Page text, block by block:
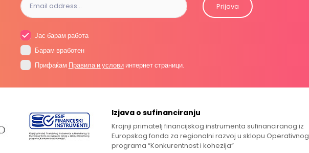
Јас барам работа
Барам вработен
Прифаќам Правила и условиинтернет страници.
Prijava
Izjava o sufinanciranju
Krajnji primatelj financijskog instrumenta sufinanciranog iz
Europskog fonda za regionalni razvoj u sklopu Operativnog
programa “Konkurentnost i kohezija”